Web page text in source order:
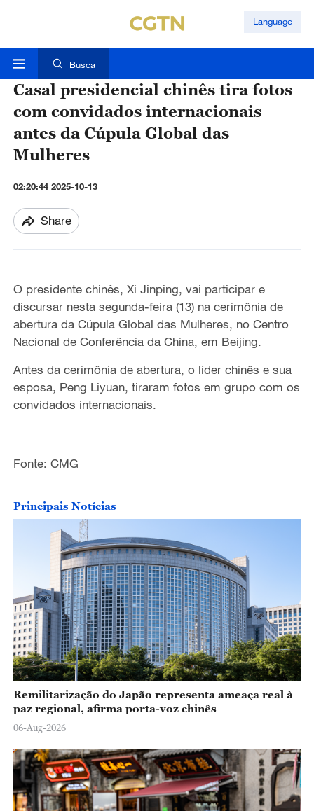
Language
Busca
Casal presidencial chinês tira fotos
com convidados internacionais
antes da Cúpula Global das
Mulheres
02:20:44 2025-10-13
Share
O presidente chinês, Xi Jinping, vai participar e
discursar nesta segunda-feira (13) na cerimônia de
abertura da Cúpula Global das Mulheres, no Centro
Nacional de Conferência da China, em Beijing.
Antes da cerimônia de abertura, o líder chinês e sua
esposa, Peng Liyuan, tiraram fotos em grupo com os
convidados internacionais.
Fonte: CMG
Principais Notícias
Remilitarização do Japão representa ameaça real à
paz regional, afirma porta-voz chinês
06-Aug-2026